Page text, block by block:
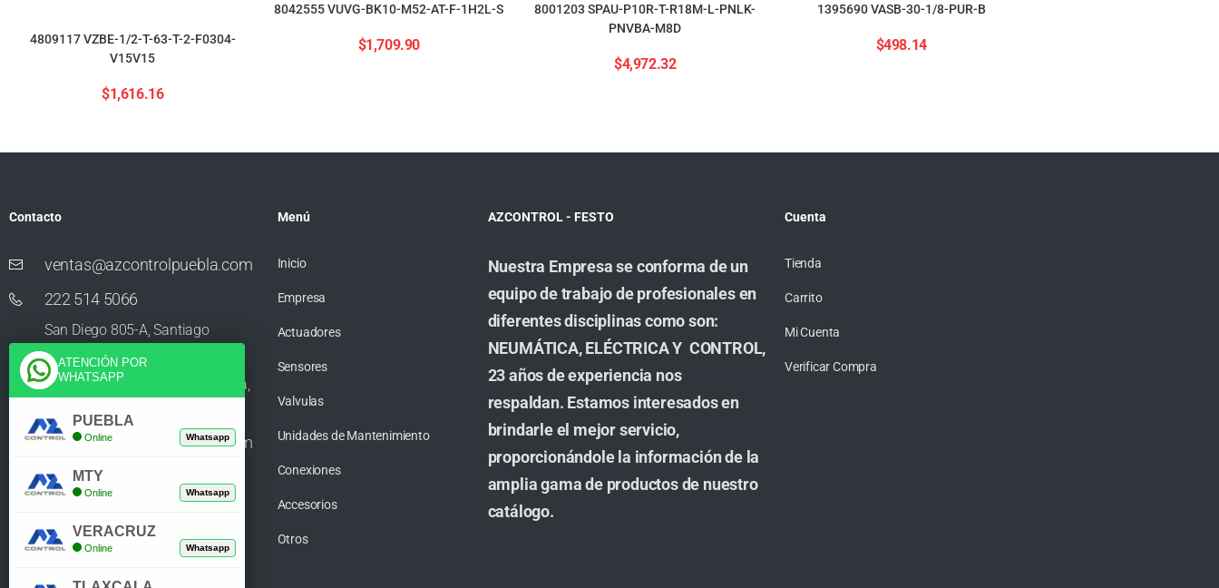
4809117 VZBE-1/2-T-63-T-2-F0304-
V15V15
$1,616.16
8042555 VUVG-BK10-M52-AT-F-1H2L-S
$1,709.90
8001203 SPAU-P10R-T-R18M-L-PNLK-
PNVBA-M8D
$4,972.32
1395690 VASB-30-1/8-PUR-B
$498.14
Contacto
ventas@azcontrolpuebla.com
222 514 5066
San Diego 805-A, Santiago
Momoxpan, Residencial San
Diego los Sauces, 72750 Cholula,
Puebla
ventas@azcontrolpuebla.com
272 282 8890
Poniente. 7 469, Centro, 94370
Orizaba, Veracruz
Menú
Inicio
Empresa
Actuadores
Sensores
Valvulas
Unidades de Mantenimiento
Conexiones
Accesorios
Otros
AZCONTROL - FESTO
Nuestra Empresa se conforma de un
equipo de trabajo de profesionales en
diferentes disciplinas como son:
NEUMÁTICA, ELÉCTRICA Y CONTROL,
23 años de experiencia nos
respaldan. Estamos interesados en
brindarle el mejor servicio,
proporcionándole la información de la
amplia gama de productos de nuestro
catálogo.
Cuenta
Tienda
Carrito
Mi Cuenta
Verificar Compra
ATENCIÓN POR
WHATSAPP
PUEBLA
Online Whatsapp
MTY
Online Whatsapp
VERACRUZ
Online Whatsapp